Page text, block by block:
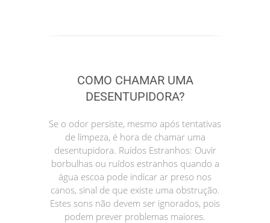
COMO CHAMAR UMA
DESENTUPIDORA?
Se o odor persiste, mesmo após tentativas
de limpeza, é hora de chamar uma
desentupidora. Ruídos Estranhos: Ouvir
borbulhas ou ruídos estranhos quando a
água escoa pode indicar ar preso nos
canos, sinal de que existe uma obstrução.
Estes sons não devem ser ignorados, pois
podem prever problemas maiores.